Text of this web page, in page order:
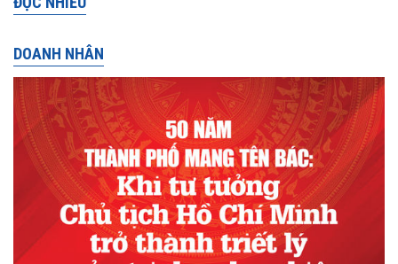
DOANH NHÂN